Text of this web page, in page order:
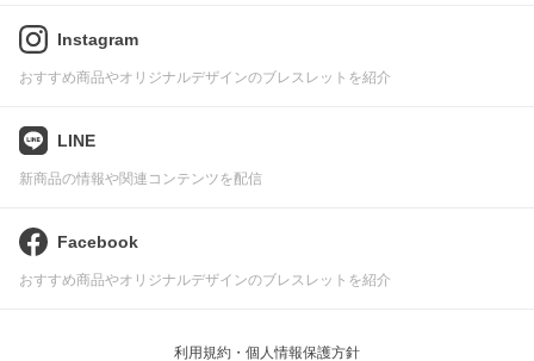
Instagram
おすすめ商品やオリジナルデザインのブレスレットを紹介
LINE
新商品の情報や関連コンテンツを配信
Facebook
おすすめ商品やオリジナルデザインのブレスレットを紹介
利用規約・個人情報保護方針